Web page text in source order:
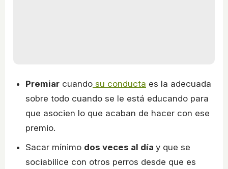
Premiar cuando su conducta es la adecuada
sobre todo cuando se le está educando para
que asocien lo que acaban de hacer con ese
premio.
Sacar mínimo dos veces al día y que se
sociabilice con otros perros desde que es